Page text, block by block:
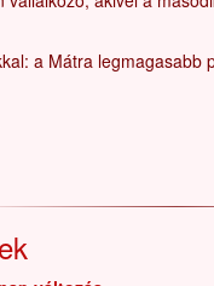
a Mátra legmagasabb